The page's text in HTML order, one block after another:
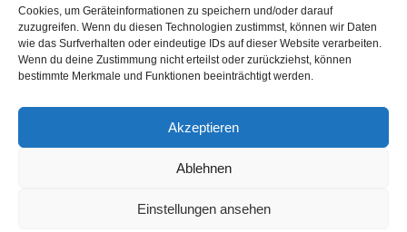
Cookies, um Geräteinformationen zu speichern und/oder darauf
zuzugreifen. Wenn du diesen Technologien zustimmst, können wir Daten
wie das Surfverhalten oder eindeutige IDs auf dieser Website verarbeiten.
Wenn du deine Zustimmung nicht erteilst oder zurückziehst, können
bestimmte Merkmale und Funktionen beeinträchtigt werden.
Akzeptieren
Ablehnen
Einstellungen ansehen
Telefonzeiten:
Mo-Fr: 08:00-12:00
NOTFALL APP